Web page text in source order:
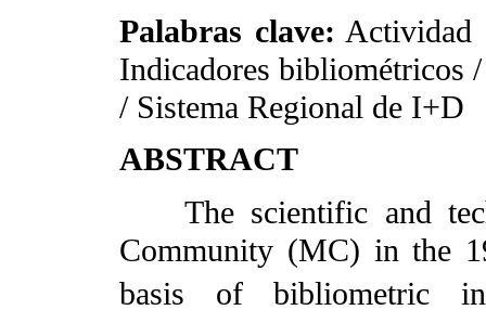
Palabras clave: Actividad
Indicadores bibliométricos
/ Sistema Regional de I+D
ABSTRACT
The scientific and
Community (MC) in the
basis of bibliometric